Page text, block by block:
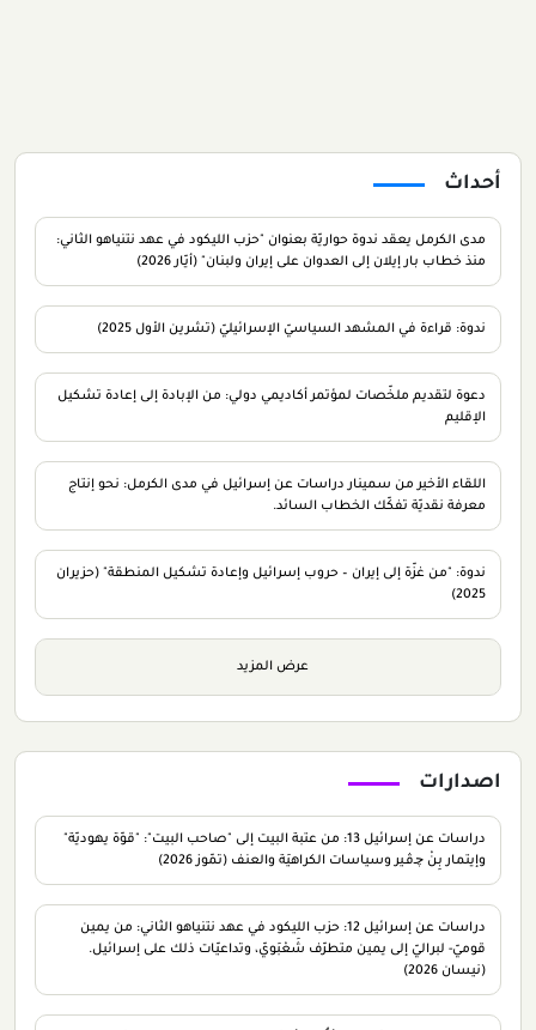
أحداث
مدى الكرمل يعقد ندوة حواريّة بعنوان "حزب الليكود في عهد نتنياهو الثاني:
منذ خطاب بار إيلان إلى العدوان على إيران ولبنان" (أيّار 2026)
ندوة: قراءة في المشهد السياسيّ الإسرائيليّ (تشرين الأول 2025)
دعوة لتقديم ملخّصات لمؤتمر أكاديمي دولي: من الإبادة إلى إعادة تشكيل
الإقليم
اللقاء الأخير من سمينار دراسات عن إسرائيل في مدى الكرمل: نحو إنتاج
معرفة نقديّة تفكّك الخطاب السائد.
ندوة: "من غزّة إلى إيران – حروب إسرائيل وإعادة تشكيل المنطقة" (حزيران
2025)
عرض المزيد
اصدارات
دراسات عن إسرائيل 13: من عتبة البيت إلى "صاحب البيت": "قوّة يهوديّة"
وإيتمار بِنْ ﭼـﭬـير وسياسات الكراهيَة والعنف (تمّوز 2026)
دراسات عن إسرائيل 12: حزب الليكود في عهد نتنياهو الثاني: من يمين
قوميّ- لبراليّ إلى يمين متطرّف شَعْبَويّ، وتداعيّات ذلك على إسرائيل.
(نيسان 2026)